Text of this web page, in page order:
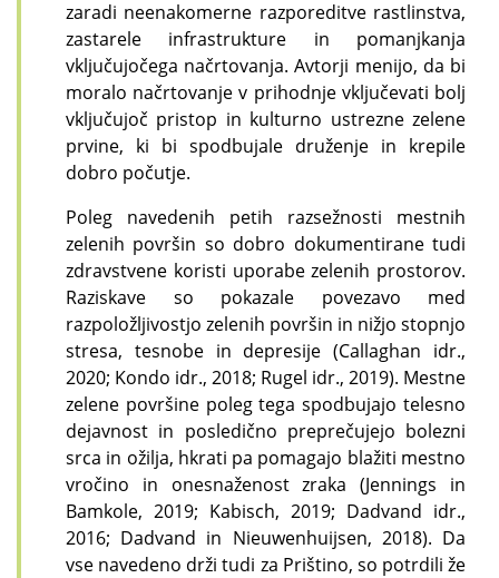
zaradi neenakomerne razporeditve rastlinstva,
zastarele infrastrukture in pomanjkanja
vključujočega načrtovanja. Avtorji menijo, da bi
moralo načrtovanje v prihodnje vključevati bolj
vključujoč pristop in kulturno ustrezne zelene
prvine, ki bi spodbujale druženje in krepile
dobro počutje.
Poleg navedenih petih razsežnosti mestnih
zelenih površin so dobro dokumentirane tudi
zdravstvene koristi uporabe zelenih prostorov.
Raziskave so pokazale povezavo med
razpoložljivostjo zelenih površin in nižjo stopnjo
stresa, tesnobe in depresije (Callaghan idr.,
2020; Kondo idr., 2018; Rugel idr., 2019). Mestne
zelene površine poleg tega spodbujajo telesno
dejavnost in posledično preprečujejo bolezni
srca in ožilja, hkrati pa pomagajo blažiti mestno
vročino in onesnaženost zraka (Jennings in
Bamkole, 2019; Kabisch, 2019; Dadvand idr.,
2016; Dadvand in Nieuwenhuijsen, 2018). Da
vse navedeno drži tudi za Prištino, so potrdili že